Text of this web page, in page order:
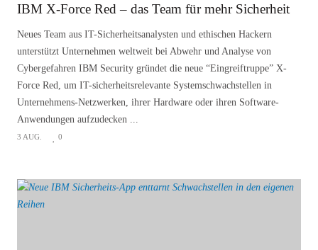
IBM X-Force Red – das Team für mehr Sicherheit
Neues Team aus IT-Sicherheitsanalysten und ethischen Hackern
unterstützt Unternehmen weltweit bei Abwehr und Analyse von
Cybergefahren IBM Security gründet die neue “Eingreiftruppe” X-
Force Red, um IT-sicherheitsrelevante Systemschwachstellen in
Unternehmens-Netzwerken, ihrer Hardware oder ihren Software-
Anwendungen aufzudecken ...
3 AUG. 0